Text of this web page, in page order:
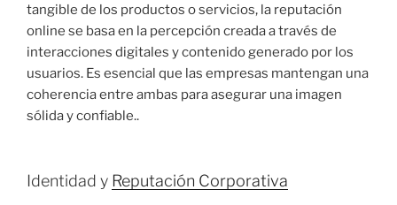
tangible de los productos o servicios, la reputación
online se basa en la percepción creada a través de
interacciones digitales y contenido generado por los
usuarios. Es esencial que las empresas mantengan una
coherencia entre ambas para asegurar una imagen
sólida y confiable.​.
Identidad y Reputación Corporativa